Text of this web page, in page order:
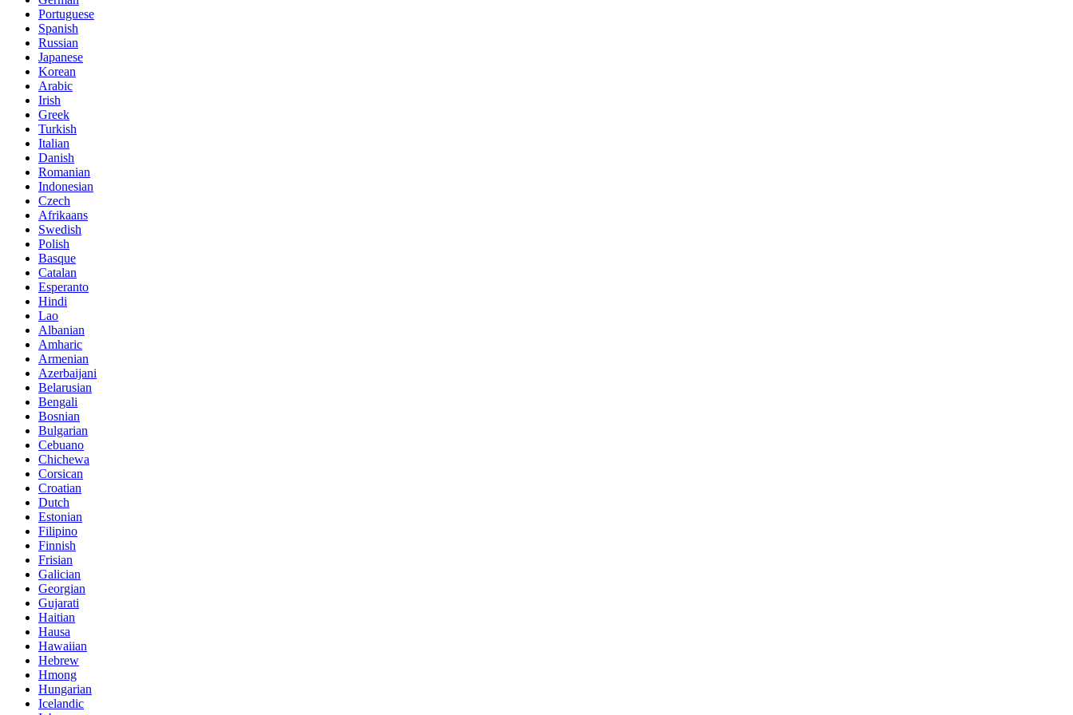
Portuguese
Spanish
Russian
Japanese
Korean
Arabic
Irish
Greek
Turkish
Italian
Danish
Romanian
Indonesian
Czech
Afrikaans
Swedish
Polish
Basque
Catalan
Esperanto
Hindi
Lao
Albanian
Amharic
Armenian
Azerbaijani
Belarusian
Bengali
Bosnian
Bulgarian
Cebuano
Chichewa
Corsican
Croatian
Dutch
Estonian
Filipino
Finnish
Frisian
Galician
Georgian
Gujarati
Haitian
Hausa
Hawaiian
Hebrew
Hmong
Hungarian
Icelandic